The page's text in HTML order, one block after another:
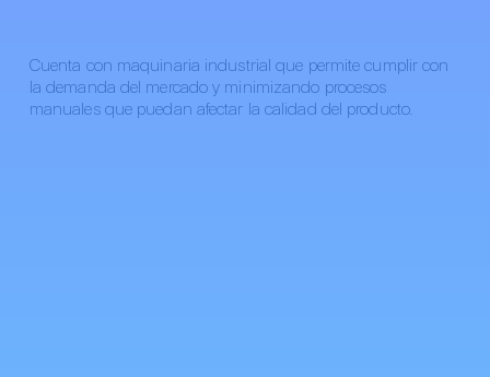
Cuenta con maquinaria industrial que permite cumplir con
la demanda del mercado y minimizando procesos
manuales que puedan afectar la calidad del producto.